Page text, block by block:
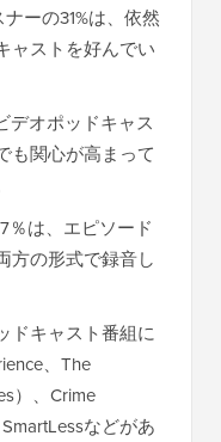
ーの31%は、依然
ャストを好んでい
デオポッドキャス
も関心が高まって
％は、エピソード
方の形式で録音し
ドキャスト番組に
、The
）、Crime
などがあ